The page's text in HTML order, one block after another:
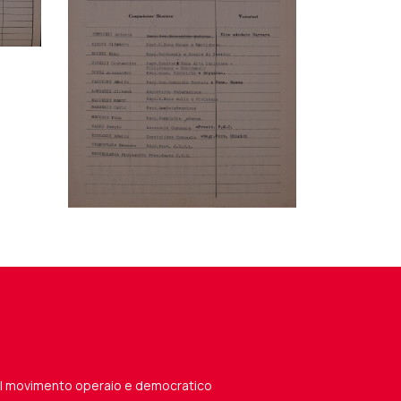
movimento operaio e democratico